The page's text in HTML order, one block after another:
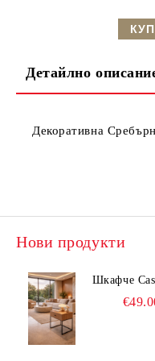
Детайлно
Декоративна
Нови продукти
Шкафче